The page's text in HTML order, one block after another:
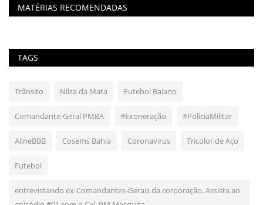
MATÉRIAS RECOMENDADAS
TAGS
Trânsito Nilza da Mata Futebol Baiano
Comandante-Geral PMBA #Exoneração #PolíciaMilitar
AlineBBB Cosems Bahia Coronavirus Tricolor de Aço
Futebol
entrevistando ex-Comandantes-Gerais da corporação. Assista ao